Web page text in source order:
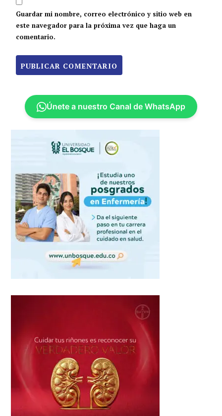
Guardar mi nombre, correo electrónico y sitio web en
este navegador para la próxima vez que haga un
comentario.
Únete a nuestro Canal de WhatsApp